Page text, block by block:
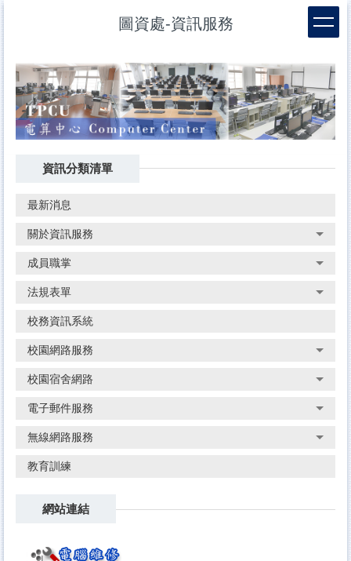
內
容
區
圖資處-資訊服務
資訊分類清單
最新消息
關於資訊服務
成員職掌
法規表單
校務資訊系統
校園網路服務
校園宿舍網路
電子郵件服務
無線網路服務
教育訓練
網站連結